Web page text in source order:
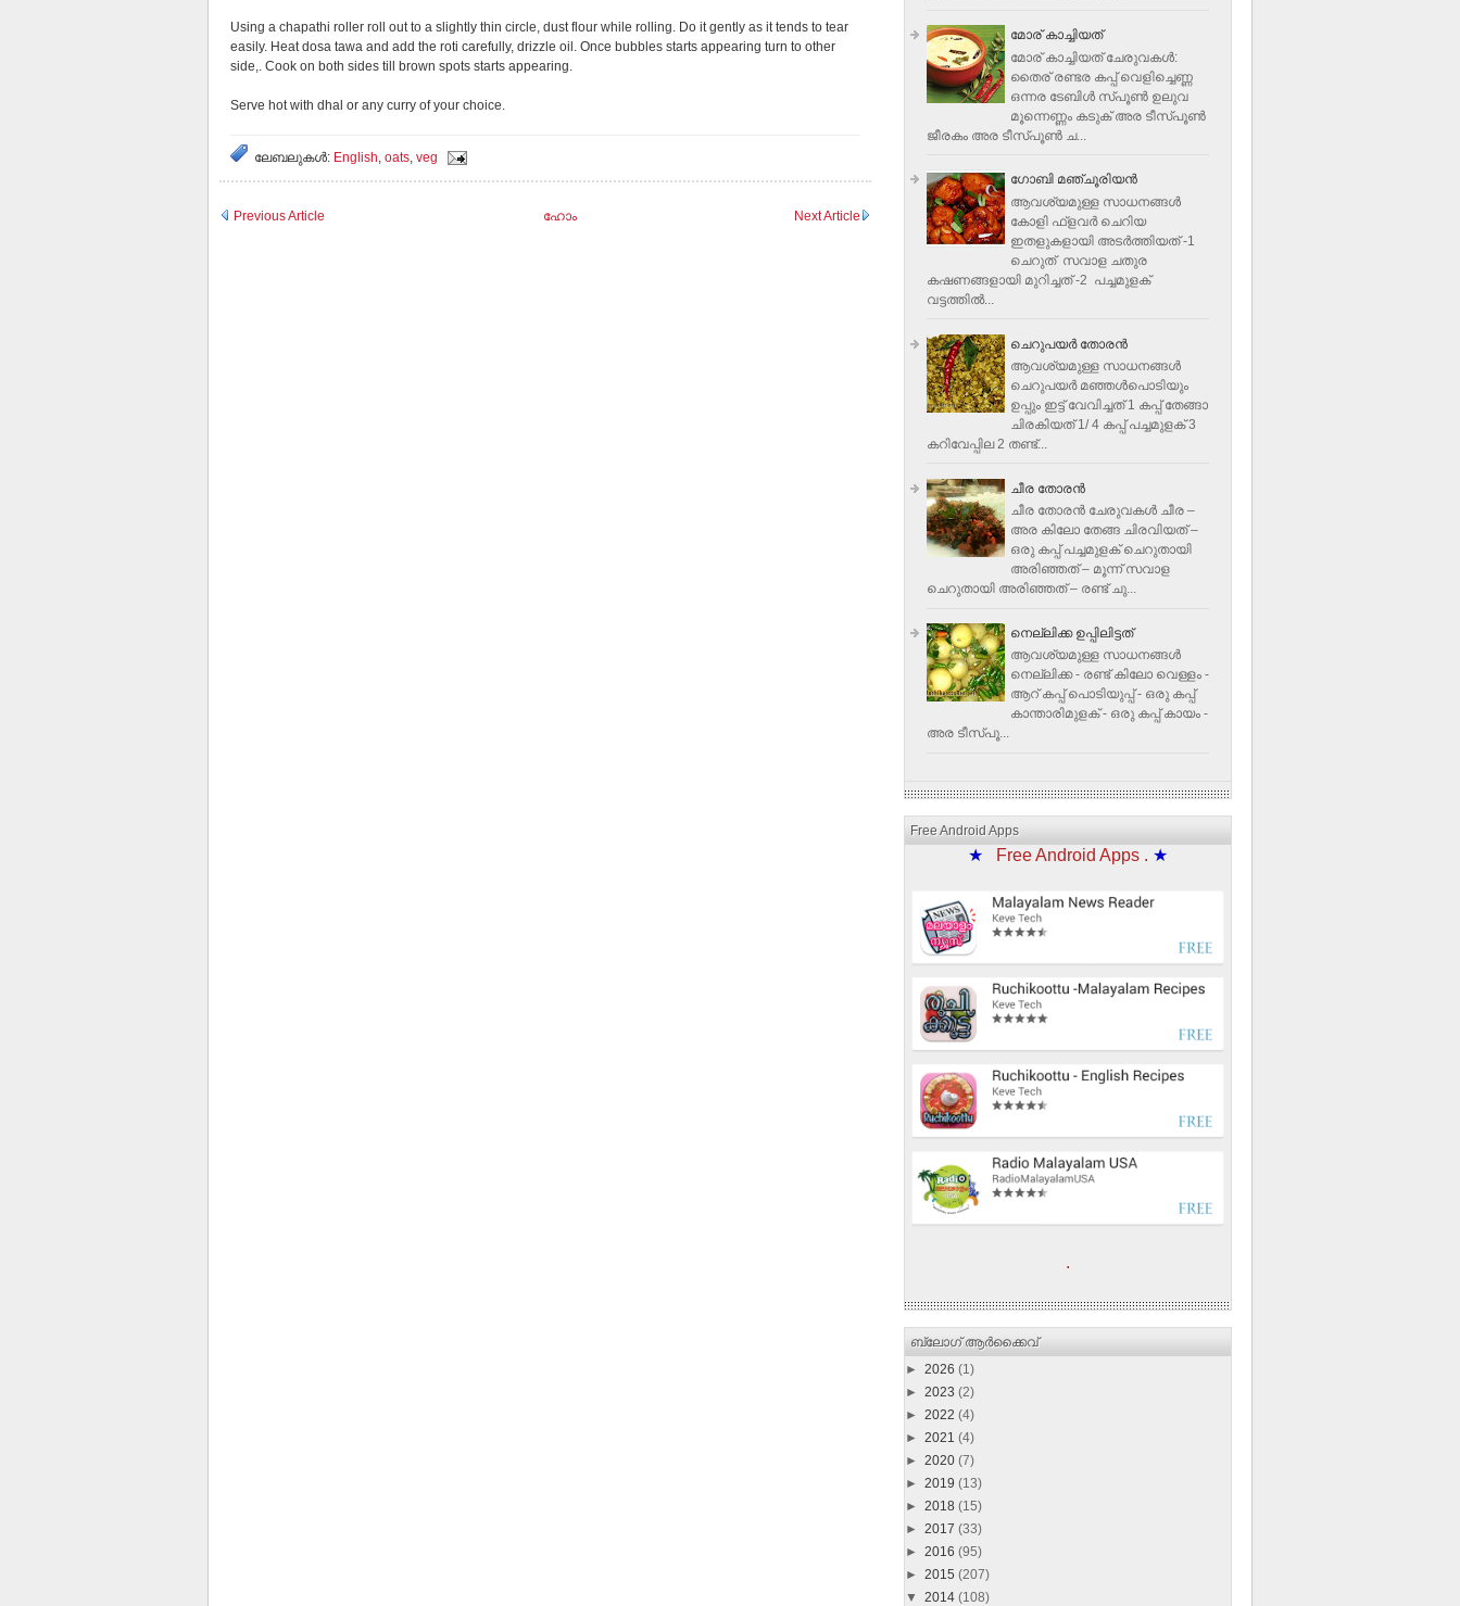
Using a chapathi roller roll out to a slightly thin circle, dust flour while rolling. Do it gently as it tends to tear
easily. Heat dosa tawa and add the roti carefully, drizzle oil. Once bubbles starts appearing turn to other
side,. Cook on both sides till brown spots starts appearing.
Serve hot with dhal or any curry of your choice.
ലേബലുകള്‍: English, oats, veg
Previous Article Next Article
ഹോം
മോര് കാച്ചിയത്
മോര് കാച്ചിയത് ചേരുവകള്‍‌:
തൈര് രണ്ടര കപ്പ് വെളിച്ചെണ്ണ
ഒന്നര ടേബിള്‍ സ്പൂണ്‍ ഉലുവ
മൂന്നെണ്ണം കടുക് അര ടീസ്പൂണ്‍
ജീരകം അര ടീസ്പൂണ്‍ ച...
ഗോബി മഞ്ചൂരിയന്‍
ആവശ്യമുള്ള സാധനങ്ങൾ
കോളി ഫ്ളവര്‍ ചെറിയ
ഇതളുകളായി അടര്‍ത്തിയത് -1
ചെറുത് സവാള ചതുര
കഷണങ്ങളായി മുറിച്ചത് -2 പച്ചമുളക്
വട്ടത്തില്‍...
ചെറുപയർ തോരൻ
ആവശ്യമുള്ള സാധനങ്ങൾ
ചെറുപയർ മഞ്ഞൾപൊടിയും
ഉപ്പും ഇട്ട് വേവിച്ചത് 1 കപ്പ് തേങ്ങാ
ചിരകിയത് 1/ 4 കപ്പ് പച്ചമുളക് 3
കറിവേപ്പില 2 തണ്ട്...
ചീര തോരന്‍
ചീര തോരന്‍ ചേരുവകള്‍ ചീര –
അര കിലോ തേങ്ങ ചിരവിയത് –
ഒരു കപ്പ് പച്ചമുളക് ചെറുതായി
അരിഞ്ഞത് – മൂന്ന് സവാള
ചെറുതായി അരിഞ്ഞത് – രണ്ട് ചു...
നെല്ലിക്ക ഉപ്പിലിട്ടത്
ആവശ്യമുള്ള സാധനങ്ങള്‍
നെല്ലിക്ക - രണ്ട് കിലോ വെള്ളം -
ആറ് കപ്പ് പൊടിയുപ്പ് - ഒരു കപ്പ്
കാന്താരിമുളക് - ഒരു കപ്പ് കായം -
അര ടീസ്പൂ...
Free Android Apps
★ Free Android Apps . ★
.
ബ്ലോഗ് ആര്‍ക്കൈവ്
► 2026 (1)
► 2023 (2)
► 2022 (4)
► 2021 (4)
► 2020 (7)
► 2019 (13)
► 2018 (15)
► 2017 (33)
► 2016 (95)
► 2015 (207)
▼ 2014 (108)